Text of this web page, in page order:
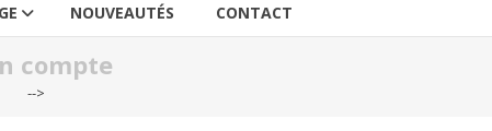
NOUVEAUTÉS CONTACT
compte
-->